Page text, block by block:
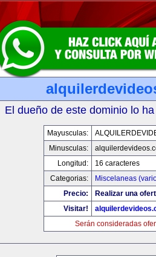
El dueño de este dominio lo
Mayusculas:
Minusculas:
Longitud:
16 caracteres
Categorias:
Miscelaneas
Precio:
Realizar una
Visitar!
Serán consideradas